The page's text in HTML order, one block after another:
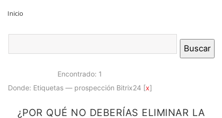
Inicio
Encontrado: 1
Donde: Etiquetas — prospección Bitrix24 [x]
¿POR QUÉ NO DEBERÍAS ELIMINAR LA